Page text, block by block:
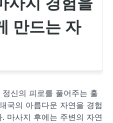
만드는 자
신의 피로를 풀어주는 훌
국의 아름다운 자연을 경험
마사지 후에는 주변의 자연